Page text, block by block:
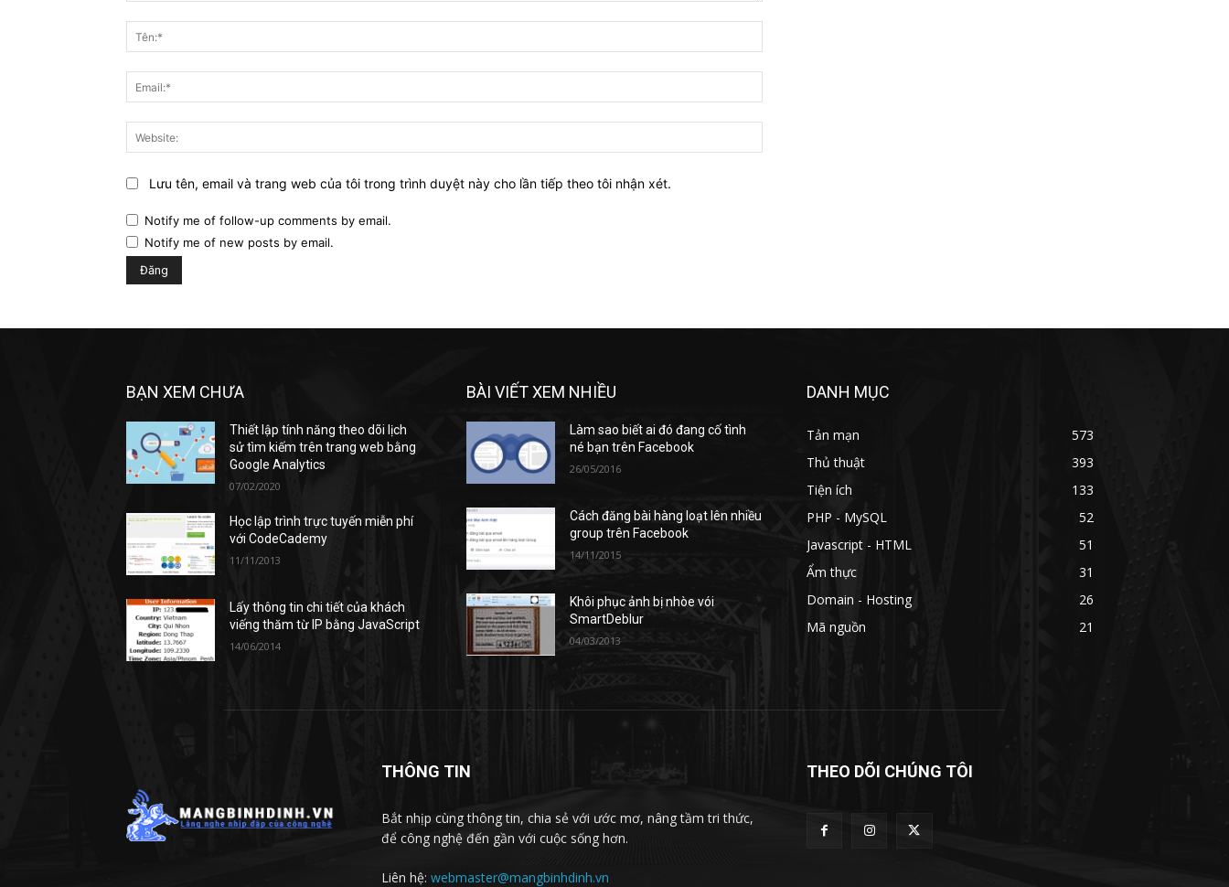
luận:
Lưu tên, email và trang web của tôi trong trình duyệt này cho lần tiếp theo tôi nhận xét.
Notify me of follow-up comments by email.
Notify me of new posts by email.
BẠN XEM CHƯA
Thiết lập tính năng theo dõi lịch
sử tìm kiếm trên trang web bằng
Google Analytics
07/02/2020
Học lập trình trực tuyến miễn phí
với CodeCademy
11/11/2013
Lấy thông tin chi tiết của khách
viếng thăm từ IP bằng JavaScript
14/06/2014
BÀI VIẾT XEM NHIỀU
Làm sao biết ai đó đang cố tình
né bạn trên Facebook
26/05/2016
Cách đăng bài hàng loạt lên nhiều
group trên Facebook
14/11/2015
Khôi phục ảnh bị nhòe vói
SmartDeblur
04/03/2013
DANH MỤC
Tản mạn
573
Thủ thuật
393
Tiện ích
133
PHP - MySQL
52
Javascript - HTML
51
Ẩm thực
31
Domain - Hosting
26
Mã nguồn
21
THÔNG TIN
Bắt nhịp cùng thông tin, chia sẻ với ước mơ, nâng tầm tri thức,
để công nghệ đến gần với cuộc sống hơn.
Liên hệ: webmaster@mangbinhdinh.vn
THEO DÕI CHÚNG TÔI